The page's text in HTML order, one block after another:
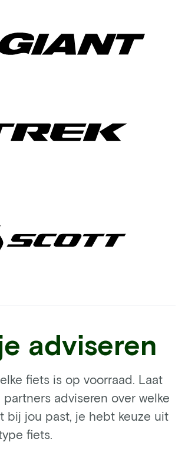
adviseren
fiets is op voorraad. Laat
adviseren over welke
bij jou past, je hebt keuze uit
fiets.